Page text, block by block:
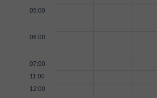
05:00
06:00
07:00
11:00
12:00